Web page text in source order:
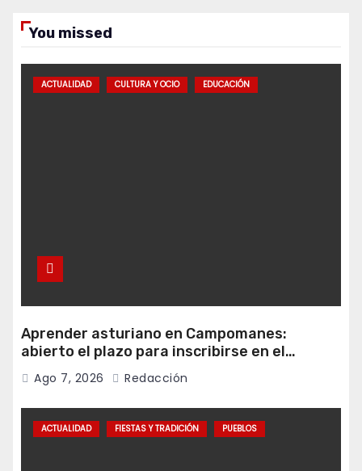
You missed
ACTUALIDAD CULTURA Y OCIO EDUCACIÓN
Aprender asturiano en Campomanes:
abierto el plazo para inscribirse en el
programa Falamos
Ago 7, 2026 Redacción
ACTUALIDAD FIESTAS Y TRADICIÓN PUEBLOS